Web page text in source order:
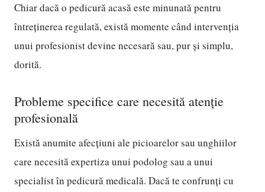
Chiar dacă o pedicură acasă este minunată pentru
întreținerea regulată, există momente când intervenția
unui profesionist devine necesară sau, pur și simplu,
dorită.
Probleme specifice care necesită atenție
profesională
Există anumite afecțiuni ale picioarelor sau unghiilor
care necesită expertiza unui podolog sau a unui
specialist în pedicură medicală. Dacă te confrunți cu